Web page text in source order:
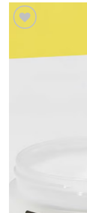
قائمة